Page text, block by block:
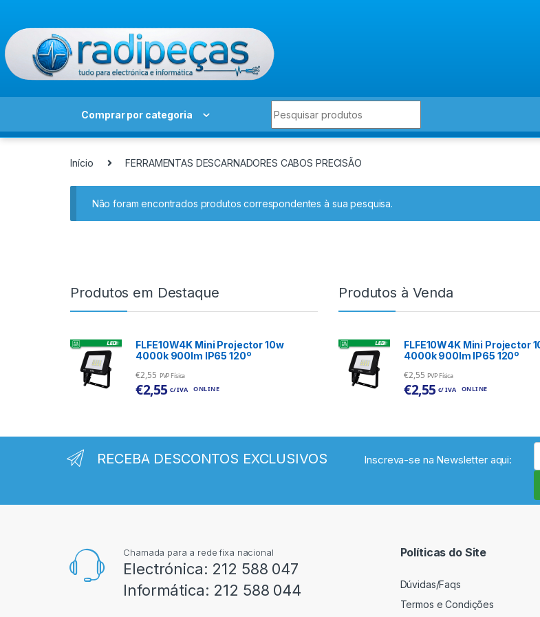
Comprar por categoria
Início FERRAMENTAS DESCARNADORES CABOS PRECISÃO
Não foram encontrados produtos correspondentes à sua pesquisa.
Produtos em Destaque
FLFE10W4K Mini Projector 10w
4000k 900lm IP65 120º
€2,55 PVP Física
€2,55 c/ IVA ONLINE
Produtos à Venda
FLFE10W4K Mini Projector
4000k 900lm IP65 120º
€2,55 PVP Física
€2,55 c/ IVA ONLINE
RECEBA DESCONTOS EXCLUSIVOS Inscreva-se na Newsletter aqui:
Chamada para a rede fixa nacional
Electrónica: 212 588 047
Informática: 212 588 044
Políticas do Site
Dúvidas/Faqs
Termos e Condições